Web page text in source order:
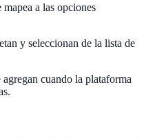
a las opciones
y seleccionan de la lista de
cuando la plataforma